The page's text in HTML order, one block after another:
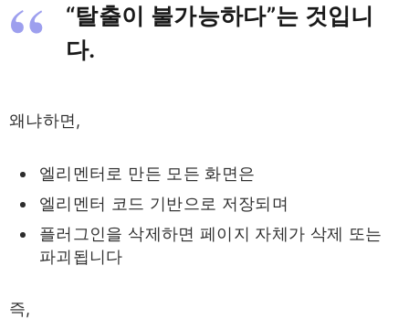
“탈출이 불가능하다”는 것입니
다.
왜냐하면,
엘리멘터로 만든 모든 화면은
엘리멘터 코드 기반으로 저장되며
플러그인을 삭제하면 페이지 자체가 삭제 또는
파괴됩니다
즉,